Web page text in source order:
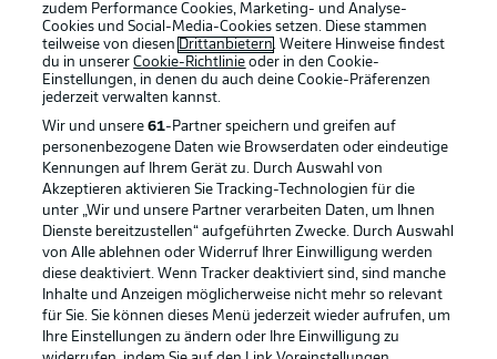
Rechtliche Hinweise Voreinstellungen verwalten
Datenschutz Nutzungsbedingungen
Broadcaster Kontakt
Jobs Impressum
zudem Performance Cookies, Marketing- und Analyse-
Cookies und Social-Media-Cookies setzen. Diese stammen
teilweise von diesen Drittanbietern. Weitere Hinweise findest
du in unsererCookie-Richtlinie oder in den Cookie-
Einstellungen, in denen du auch deine Cookie-Präferenzen
jederzeit verwalten kannst.
Wir und unsere61-Partner speichern und greifen auf
personenbezogene Daten wie Browserdaten oder eindeutige
Kennungen auf Ihrem Gerät zu. Durch Auswahl von
Akzeptieren aktivieren Sie Tracking-Technologien für die
unter „Wir und unsere Partner verarbeiten Daten, um Ihnen
Dienste bereitzustellen“ aufgeführten Zwecke. Durch Auswahl
von Alle ablehnen oder Widerruf Ihrer Einwilligung werden
diese deaktiviert. Wenn Tracker deaktiviert sind, sind manche
Inhalte und Anzeigen möglicherweise nicht mehr so relevant
für Sie. Sie können dieses Menü jederzeit wieder aufrufen, um
Ihre Einstellungen zu ändern oder Ihre Einwilligung zu